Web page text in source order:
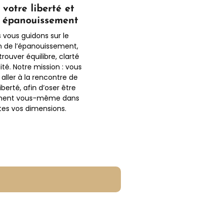
votre liberté et
vous guidons sur le
de l’épanouissement,
équilibre, clarté
Notre mission : vous
à la rencontre de
afin d’oser être
vous-même dans
vos dimensions.